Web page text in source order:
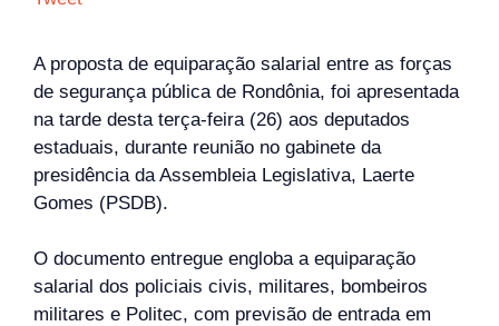
A proposta de equiparação salarial entre as forças
de segurança pública de Rondônia, foi apresentada
na tarde desta terça-feira (26) aos deputados
estaduais, durante reunião no gabinete da
presidência da Assembleia Legislativa, Laerte
Gomes (PSDB).
O documento entregue engloba a equiparação
salarial dos policiais civis, militares, bombeiros
militares e Politec, com previsão de entrada em